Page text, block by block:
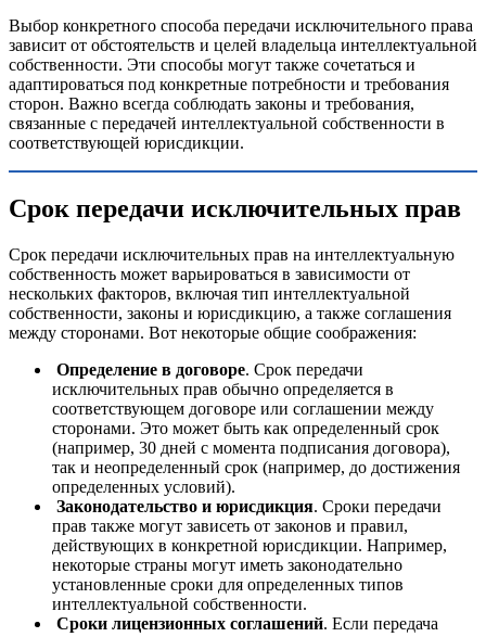
Выбор конкретного способа передачи исключительного права
зависит от обстоятельств и целей владельца интеллектуальной
собственности. Эти способы могут также сочетаться и
адаптироваться под конкретные потребности и требования
сторон. Важно всегда соблюдать законы и требования,
связанные с передачей интеллектуальной собственности в
соответствующей юрисдикции.
Срок передачи исключительных прав
Срок передачи исключительных прав на интеллектуальную
собственность может варьироваться в зависимости от
нескольких факторов, включая тип интеллектуальной
собственности, законы и юрисдикцию, а также соглашения
между сторонами. Вот некоторые общие соображения:
Определение в договоре. Срок передачи
исключительных прав обычно определяется в
соответствующем договоре или соглашении между
сторонами. Это может быть как определенный срок
(например, 30 дней с момента подписания договора),
так и неопределенный срок (например, до достижения
определенных условий).
Законодательство и юрисдикция. Сроки передачи
прав также могут зависеть от законов и правил,
действующих в конкретной юрисдикции. Например,
некоторые страны могут иметь законодательно
установленные сроки для определенных типов
интеллектуальной собственности.
Сроки лицензионных соглашений. Если передача